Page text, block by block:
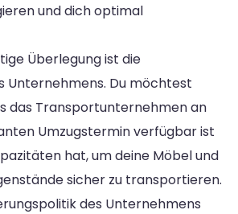
und dich optimal
Überlegung ist die
Unternehmens. Du möchtest
das Transportunternehmen an
Umzugstermin verfügbar ist
hat, um deine Möbel und
sicher zu transportieren.
des Unternehmens